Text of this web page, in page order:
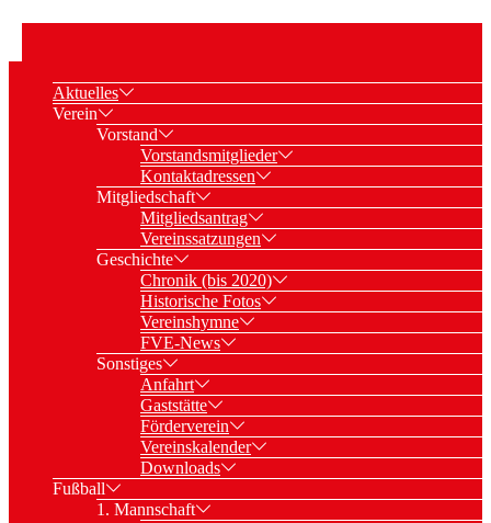
Aktuelles
Verein
Vorstand
Vorstandsmitglieder
Kontaktadressen
Mitgliedschaft
Mitgliedsantrag
Vereinssatzungen
Geschichte
Chronik (bis 2020)
Historische Fotos
Vereinshymne
FVE-News
Sonstiges
Anfahrt
Gaststätte
Förderverein
Vereinskalender
Downloads
Fußball
1. Mannschaft